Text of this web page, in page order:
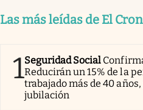
Las más leídas de El
1Seguridad Social
Reducirán un 15% de la
trabajado más de 40
jubilación